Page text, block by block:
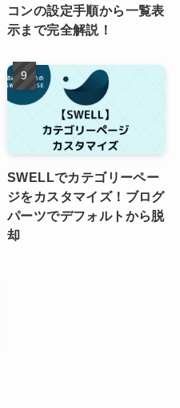
コンの設定手順から一覧表
示まで完全解説！
SWELLでカテゴリーペー
ジをカスタマイズ！ブログ
パーツでデフォルトから脱
却